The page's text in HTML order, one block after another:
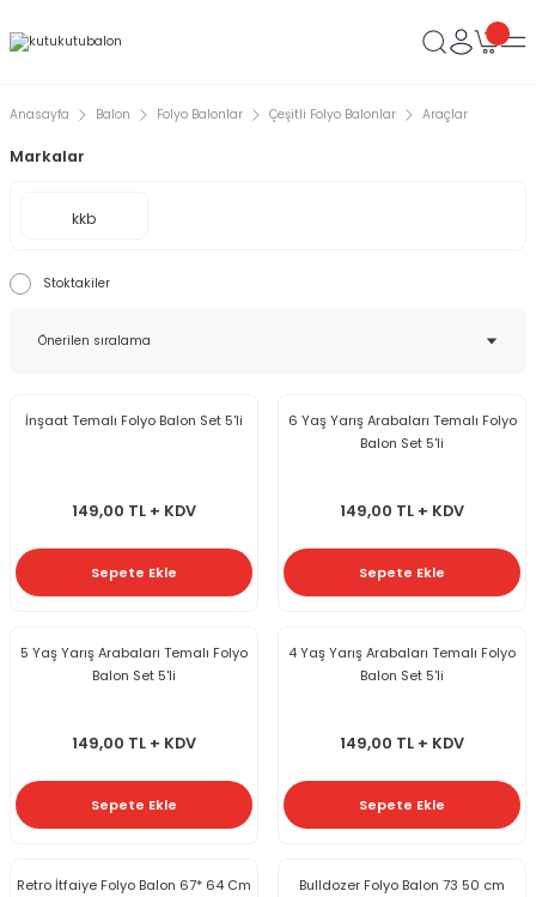
Anasayfa Balon Folyo Balonlar Çeşitli Folyo Balonlar Araçlar
Markalar
kkb
Stoktakiler
İnşaat Temalı Folyo Balon Set 5'li
149,00 TL + KDV
Sepete Ekle
6 Yaş Yarış Arabaları Temalı Folyo
Balon Set 5'li
149,00 TL + KDV
Sepete Ekle
5 Yaş Yarış Arabaları Temalı Folyo
Balon Set 5'li
149,00 TL + KDV
Sepete Ekle
4 Yaş Yarış Arabaları Temalı Folyo
Balon Set 5'li
149,00 TL + KDV
Sepete Ekle
Retro İtfaiye Folyo Balon 67* 64 Cm
Bulldozer Folyo Balon 73 50 cm